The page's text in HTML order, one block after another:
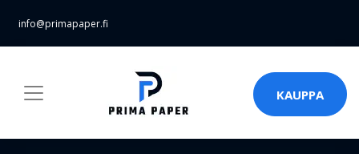
info@primapaper.fi
KAUPPA